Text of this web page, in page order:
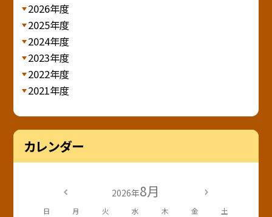
2026年度
2025年度
2024年度
2023年度
2022年度
2021年度
カレンダー
2026年8月
日 月 火 水 木 金 土